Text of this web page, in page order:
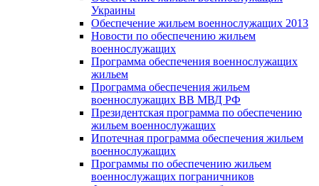
Украины
Обеспечение жильем военнослужащих 2013
Новости по обеспечению жильем
военнослужащих
Программа обеспечения военнослужащих
жильем
Программа обеспечения жильем
военнослужащих ВВ МВД РФ
Президентская программа по обеспечению
жильем военнослужащих
Ипотечная программа обеспечения жильем
военнослужащих
Программы по обеспечению жильем
военнослужащих пограничников